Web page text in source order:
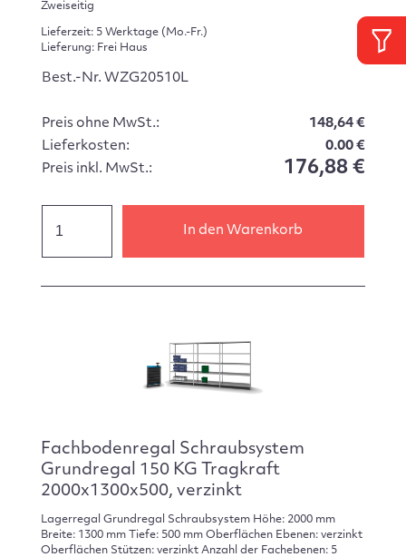
Zweiseitig
Lieferzeit: 5 Werktage (Mo.-Fr.)
Lieferung: Frei Haus
Best.-Nr. WZG20510L
Preis ohne MwSt.:
148,64 €
Lieferkosten:
0.00 €
Preis inkl. MwSt.:
176,88 €
In den Warenkorb
Fachbodenregal Schraubsystem
Grundregal 150 KG Tragkraft
2000x1300x500, verzinkt
Lagerregal Grundregal Schraubsystem Höhe: 2000 mm
Breite: 1300 mm Tiefe: 500 mm Oberflächen Ebenen: verzinkt
Oberflächen Stützen: verzinkt Anzahl der Fachebenen: 5